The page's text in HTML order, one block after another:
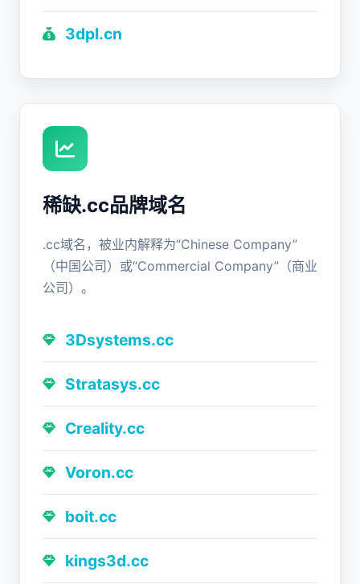
3dpl.cn
稀缺.cc品牌域名
.cc域名，被业内解释为“Chinese Company”
（中国公司）或“Commercial Company”（商业
公司）。
3Dsystems.cc
Stratasys.cc
Creality.cc
Voron.cc
boit.cc
kings3d.cc